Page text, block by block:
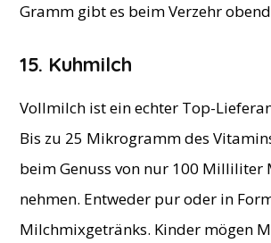
Gramm gibt es beim Verzehr
15. Kuhmilch
Vollmilch ist ein echter Top-
Bis zu 25 Mikrogramm des
beim Genuss von nur 100 Milliliter
nehmen. Entweder pur oder in
Milchmixgetränks. Kinder mögen